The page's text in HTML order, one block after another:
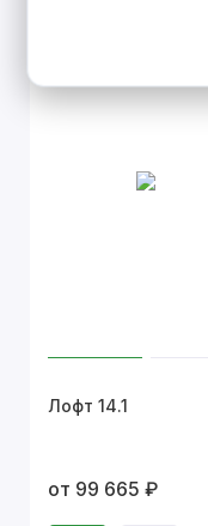
Лофт 14.1
от 99 665 ₽